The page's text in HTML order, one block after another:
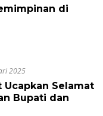
di
2025
Ucapkan Selamat
Bupati dan